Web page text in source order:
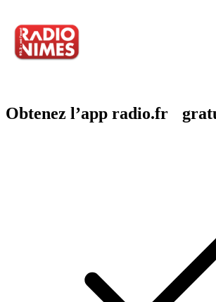
Obtenez l’app radio.fr